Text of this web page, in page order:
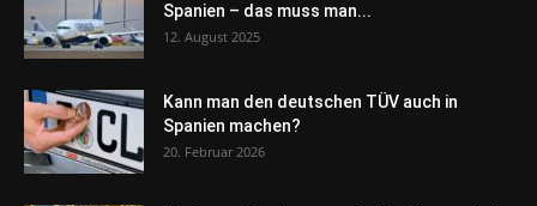
Spanien – das muss man...
12. August 2025
Kann man den deutschen TÜV auch in
Spanien machen?
20. Februar 2026